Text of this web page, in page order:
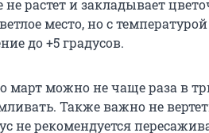
растет и закладывает
место, но с температурой
до +5 градусов.
март можно не чаще раза в
Также важно не
не рекомендуется